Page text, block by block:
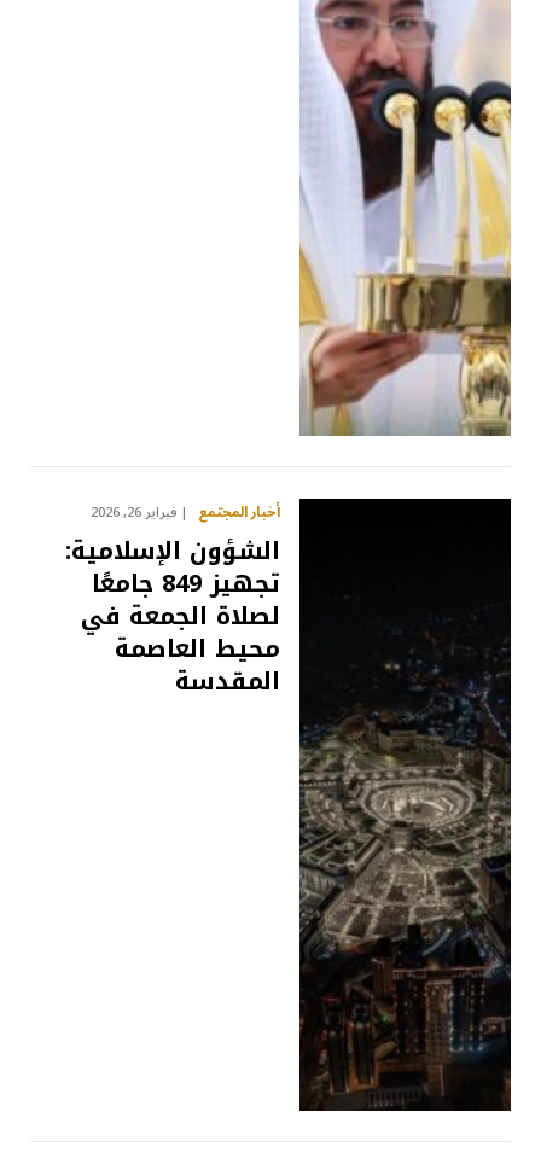
أخبار المجتمع فبراير 26, 2026
الشؤون الإسلامية:
تجهيز 849 جامعًا
لصلاة الجمعة في
محيط العاصمة
المقدسة